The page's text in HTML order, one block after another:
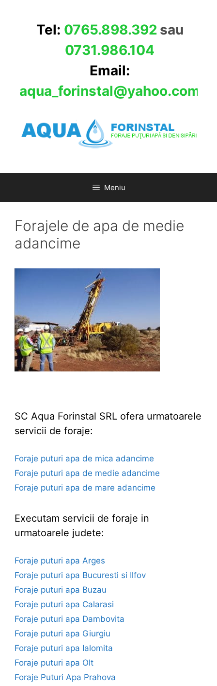
Tel: 0765.898.392 sau
0731.986.104
Email:
aqua_forinstal@yahoo.com
Meniu
Forajele de apa de medie
adancime
SC Aqua Forinstal SRL ofera urmatoarele
servicii de foraje:
Foraje puturi apa de mica adancime
Foraje puturi apa de medie adancime
Foraje puturi apa de mare adancime
Executam servicii de foraje in
urmatoarele judete:
Foraje puturi apa Arges
Foraje puturi apa Bucuresti si Ilfov
Foraje puturi apa Buzau
Foraje puturi apa Calarasi
Foraje puturi apa Dambovita
Foraje puturi apa Giurgiu
Foraje puturi apa Ialomita
Foraje puturi apa Olt
Foraje Puturi Apa Prahova